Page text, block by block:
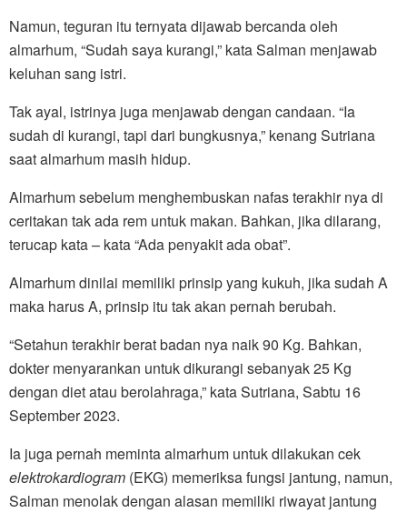
Namun, teguran itu ternyata dijawab bercanda oleh
almarhum, “Sudah saya kurangi,” kata Salman menjawab
keluhan sang istri.
Tak ayal, istrinya juga menjawab dengan candaan. “Ia
sudah di kurangi, tapi dari bungkusnya,” kenang Sutriana
saat almarhum masih hidup.
Almarhum sebelum menghembuskan nafas terakhir nya di
ceritakan tak ada rem untuk makan. Bahkan, jika dilarang,
terucap kata – kata “Ada penyakit ada obat”.
Almarhum dinilai memiliki prinsip yang kukuh, jika sudah A
maka harus A, prinsip itu tak akan pernah berubah.
“Setahun terakhir berat badan nya naik 90 Kg. Bahkan,
dokter menyarankan untuk dikurangi sebanyak 25 Kg
dengan diet atau berolahraga,” kata Sutriana, Sabtu 16
September 2023.
Ia juga pernah meminta almarhum untuk dilakukan cek
elektrokardiogram (EKG) memeriksa fungsi jantung, namun,
Salman menolak dengan alasan memiliki riwayat jantung